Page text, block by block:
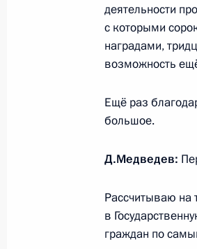
Поздравление
13 января 2009
Дмитрий
оркестра» с
деятельности
с которыми
наградами,
возможность
Ещё раз
большое.
Д.Медведев:
Рассчитываю на
в
граждан по